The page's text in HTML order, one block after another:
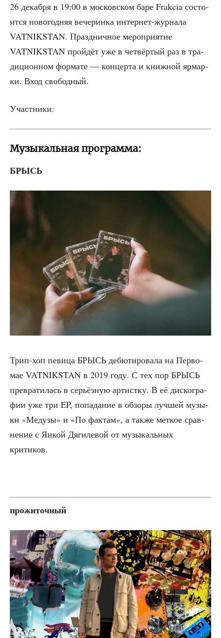
26 декаб­ря в 19:00 в мос­ков­ском баре Frakcia состо­
ит­ся ново­год­няя вече­рин­ка интер­нет-жур­на­ла
VATNIKSTAN. Празд­нич­ное меро­при­я­тие
VATNIKSTAN прой­дёт уже в чет­вёр­тый раз в тра­
ди­ци­он­ном фор­ма­те — кон­цер­та и книж­ной ярмар­
ки. Вход свободный.
Участ­ни­ки:
Музыкальная программа:
БРЫСЬ
Трип-хоп певи­ца БРЫСЬ дебю­ти­ро­ва­ла на Пер­во­
мае VATNIKSTAN в 2019 году. С тех пор БРЫСЬ
пре­вра­ти­лась в серьёз­ную артист­ку. В её дис­ко­гра­
фии уже три EP, попа­да­ние в обзо­ры луч­шей музы­
ки «Меду­зы» и «По фак­там», а так­же мет­кое срав­
не­ние с Янкой Дяги­ле­вой от музы­каль­ных
критиков.
про­жи­точ­ный